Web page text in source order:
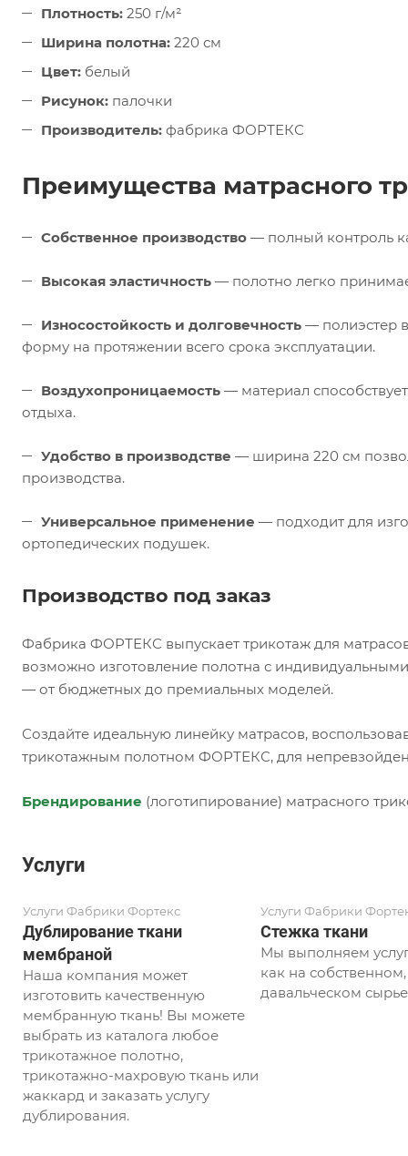
Плотность: 250 г/м²
Ширина полотна: 220 см
Цвет: белый
Рисунок: палочки
Производитель: фабрика ФОРТЕКС
Преимущества матрасного
Собственное производство — полный контроль
Высокая эластичность — полотно легко
Износостойкость и долговечность — полиэстер
форму на протяжении всего срока эксплуатации.
Воздухопроницаемость — материал
отдыха.
Удобство в производстве — ширина 220 см
производства.
Универсальное применение — подходит для
ортопедических подушек.
Производство под заказ
Фабрика ФОРТЕКС выпускает трикотаж для
возможно изготовление полотна с
— от бюджетных до премиальных моделей.
Создайте идеальную линейку матрасов,
трикотажным полотном ФОРТЕКС, для
Брендирование (логотипирование) матрасного
Услуги
Услуги Фабрики Фортекс
Дублирование ткани
мембраной
Наша компания может
изготовить качественную
мембранную ткань! Вы можете
выбрать из каталога любое
трикотажное полотно,
трикотажно-махровую ткань или
жаккард и заказать услугу
дублирования.
Услуги Фабрики
Стежка ткани
Мы выполняем
как на
давальческом